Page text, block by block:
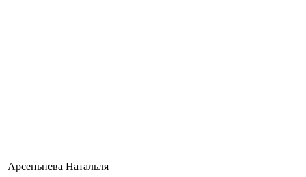
Арсеньнева Натальля